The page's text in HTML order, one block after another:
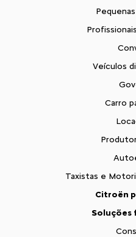
Veículos
Carro
Taxistas e
Citroën
Soluções